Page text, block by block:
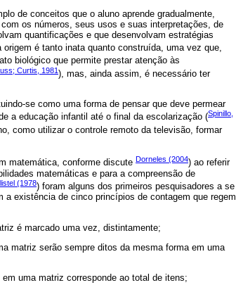
de conceitos que o aluno aprende gradualmente,
os números, seus usos e suas interpretações, de
quantificações e que desenvolvam estratégias
origem é tanto inata quanto construída, uma vez que,
biológico que permite prestar atenção às
Curtis, 1981), mas, ainda assim, é necessário ter
se como uma forma de pensar que deve permear
a educação infantil até o final da escolarização (Spinillo,
como utilizar o controle remoto da televisão, formar
matemática, conforme discute Dorneles (2004) ao referir
matemáticas e para a compreensão de
(1978) foram alguns dos primeiros pesquisadores a se
existência de cinco princípios de contagem que regem
é marcado uma vez, distintamente;
matriz serão sempre ditos da mesma forma em uma
uma matriz corresponde ao total de itens;